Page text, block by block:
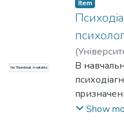
No Thumbnail Available
Item
(
М.;
В
станів,
Show